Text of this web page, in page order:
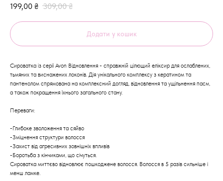
199,00 ₴ 309,00 ₴
Додати у кошик
Сироватка із серії Avon Відновлення - справжній цілющий еліксир для ослаблених,
тьмяних та виснажених локонів. Дія унікального комплексу з кератином та
пантенолом спрямована на комплексний догляд, відновлення та ущільнення пасм,
а також покращення їхнього загального стану.
Переваги:
-Глибоке зволоження та сяйво
-Зміцнення структури волосся
-Захист від агресивних зовнішніх впливів
-Боротьба з кінчиками, що січуться.
Сироватка миттєво відновлює пошкоджене волосся. Волосся в 5 разів сильніше і
менш ламке.